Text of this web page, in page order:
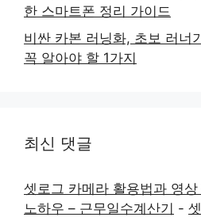
한 스마트폰 정리 가이드
비싼 카본 러닝화, 초보 러너
꼭 알아야 할 1가지
최신 댓글
셋로그 카메라 활용법과 영
노하우 – 근무일수계산기 -